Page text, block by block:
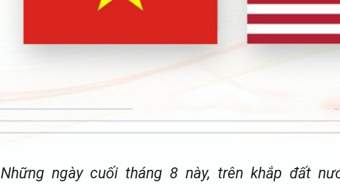
Những ngày cuối tháng 8 này, trên khắp đất